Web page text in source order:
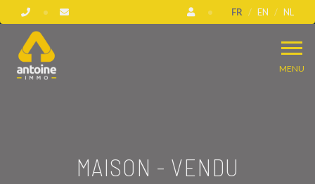
FR EN NL
MENU
MAISON - VENDU